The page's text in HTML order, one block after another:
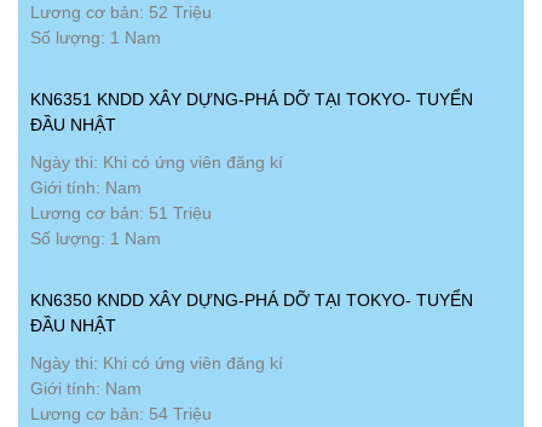
Lương cơ bản: 52 Triệu
Số lượng: 1 Nam
KN6351 KNDD XÂY DỰNG-PHÁ DỠ TẠI TOKYO- TUYỂN
ĐẦU NHẬT
Ngày thi: Khi có ứng viên đăng kí
Giới tính: Nam
Lương cơ bản: 51 Triệu
Số lượng: 1 Nam
KN6350 KNDD XÂY DỰNG-PHÁ DỠ TẠI TOKYO- TUYỂN
ĐẦU NHẬT
Ngày thi: Khi có ứng viên đăng kí
Giới tính: Nam
Lương cơ bản: 54 Triệu